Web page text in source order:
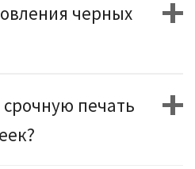
черных
печать